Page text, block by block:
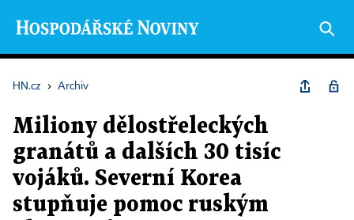
HN.cz › Archiv
Miliony dělostřeleckých
granátů a dalších 30 tisíc
vojáků. Severní Korea
stupňuje pomoc ruským